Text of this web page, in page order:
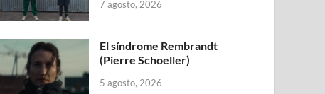
7 agosto, 2026
El síndrome Rembrandt
(Pierre Schoeller)
5 agosto, 2026